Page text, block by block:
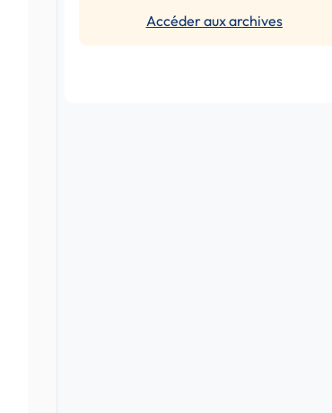
Accéder aux archives